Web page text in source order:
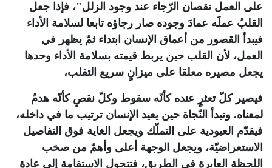
على العمل نقصان الرّجاء عند وجود الزلل"، فإذا جعل
القلبُ عملَه عمادَ وجوده صار رجاؤه تابعا لسلامة الأداء
فيبدأ القصور من أعماق الإنسان ابتداء ثمّ يظهر في
العمل، لأن القلب حين يربط قيمته بسلامة الأداء وحدها
يجعل مصيره معلقا على ميزانٍ سريع التقلب،
فيصير كلّ تعثرٍ عنده كأنّه سقوط وكلّ نقصٍ كأنّه هدمٌ
لمعناه. وتبدأ النّجاة حين يعيد الإنسان ترتيب ما في داخله،
فيقدّم العبودية على التملّك ويجعل الغاية فوق التفاصيل
الاستعراضيّة، ويجعل الوجهة أعلى وأهمّ من صخب
اللحظة العابرة في الطريق، فتتحول الاستقامة إلى عادةٍ